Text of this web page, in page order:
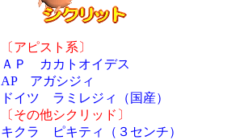
〔アピスト系〕
ＡＰ カカトオイデス
AP アガシジィ
ドイツ ラミレジィ（国産）
〔その他シクリッド〕
キクラ ピキティ（３センチ）